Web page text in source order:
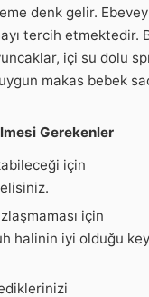
denk gelir.
tercih etmektedir.
içi su dolu
makas bebek
Gerekenler
için
için
halinin iyi olduğu